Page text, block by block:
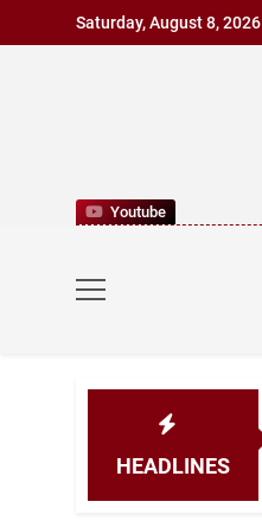
to
Saturday, August 8, 2026
Youtube
HEADLINES